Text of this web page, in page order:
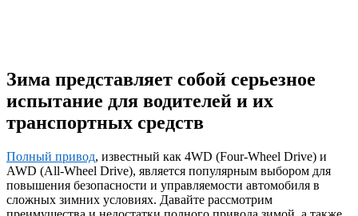
Зима представляет собой серьезное
испытание для водителей и их
транспортных средств
Полный привод, известный как 4WD (Four-Wheel Drive) и
AWD (All-Wheel Drive), является популярным выбором для
повышения безопасности и управляемости автомобиля в
сложных зимних условиях. Давайте рассмотрим